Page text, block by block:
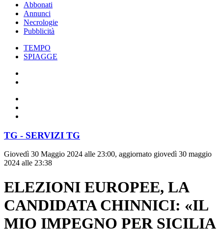
Abbonati
Annunci
Necrologie
Pubblicità
TEMPO
SPIAGGE
TG - SERVIZI TG
Giovedì 30 Maggio 2024 alle 23:00, aggiornato giovedì 30 maggio
2024 alle 23:38
ELEZIONI EUROPEE, LA
CANDIDATA CHINNICI: «IL
MIO IMPEGNO PER SICILIA